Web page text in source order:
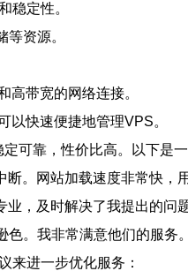
稳定性。
资源。
高带宽的网络连接。
以快速便捷地管理VPS。
可靠，性价比高。以下是一
。网站加载速度非常快，
，及时解决了我提出的问题
。我非常满意他们的服务。
来进一步优化服务：